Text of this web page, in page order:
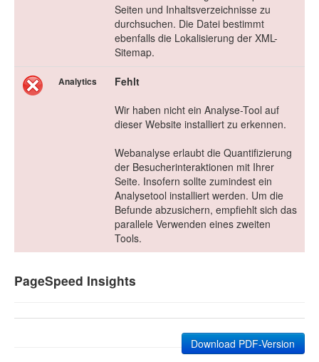
Seiten und Inhaltsverzeichnisse zu
durchsuchen. Die Datei bestimmt
ebenfalls die Lokalisierung der XML-
Sitemap.
Analytics
Fehlt
Wir haben nicht ein Analyse-Tool auf
dieser Website installiert zu erkennen.
Webanalyse erlaubt die Quantifizierung
der Besucherinteraktionen mit Ihrer
Seite. Insofern sollte zumindest ein
Analysetool installiert werden. Um die
Befunde abzusichern, empfiehlt sich das
parallele Verwenden eines zweiten
Tools.
PageSpeed Insights
Download PDF-Version